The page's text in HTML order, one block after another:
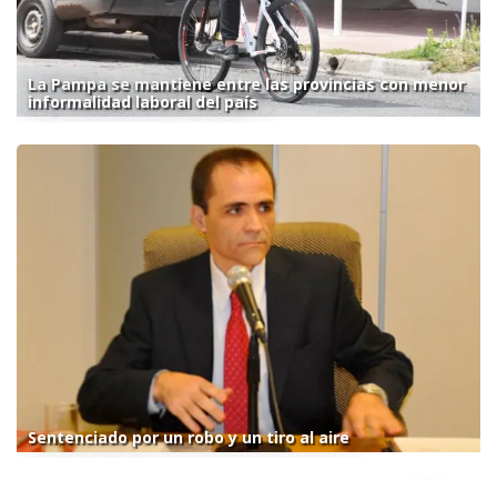
La Pampa se mantiene entre las provincias con menor
informalidad laboral del país
Sentenciado por un robo y un tiro al aire